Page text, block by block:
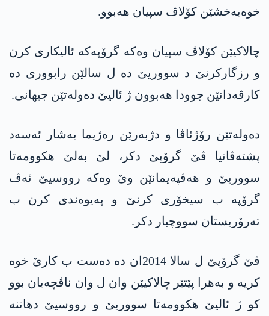
خوەبەخشێن کۆلاڤ سپیان هەبوو.
چالاکیێن کۆلاڤ سپیان وەکە گرۆپەکە ئالیکاری کرن
و رزگارکرنێ د سووریێ دە ل سالێن رابووری دە
کارڤەدانێن جوودا هەبوون ژ ئالیێ دەولەتێن جیهانی.
دەولەتێن رۆژئاڤا و دژبەرێن رەژیما بەشار ئەسەد
پشتەڤانیا ڤێ گرۆپێ دکر، لێ بەلێ هکوومەتا
سووریێ و هەڤپەیمانێن وێ وەکە رووسیێ ئەڤ
گرۆپە ب سیخۆری کرنێ و پەیوەندی کرن ب
تەرۆریستان سووچبار دکر.
ڤێ گرۆپێ ل سالا 2014ان دە دەست ب کارێ خوە
کریە و بەهرا پێتێر چالاکیێن وان ل وان ناڤچەیان بوو
کو ژ ئالیێ هکوومەتا سووریێ و رووسیێ دهاتنە